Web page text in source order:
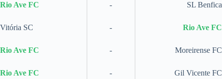
Rio Ave FC - SL Benfica
Vitória SC - Rio Ave FC
Rio Ave FC - Moreirense FC
Rio Ave FC - Gil Vicente FC